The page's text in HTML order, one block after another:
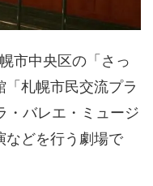
市中央区の「さっ
札幌市民交流プラ
・バレエ・ミュージ
などを行う劇場で